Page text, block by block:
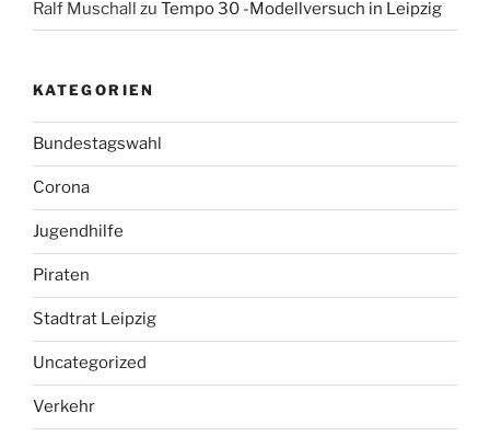
Ralf Muschall zu Tempo 30 -Modellversuch in Leipzig
KATEGORIEN
Bundestagswahl
Corona
Jugendhilfe
Piraten
Stadtrat Leipzig
Uncategorized
Verkehr